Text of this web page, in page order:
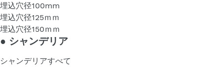
埋込穴径100mm
埋込穴径125ｍｍ
埋込穴径150ｍｍ
● シャンデリア
シャンデリアすべて